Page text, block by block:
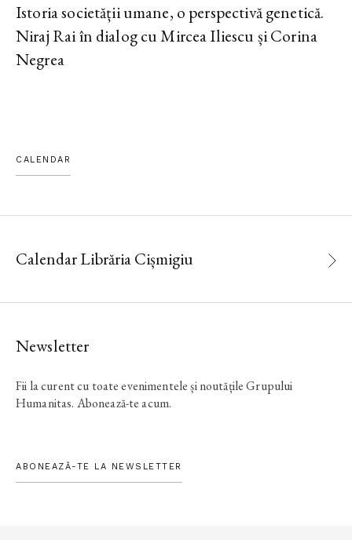
Istoria societății umane, o perspectivă genetică.
Niraj Rai în dialog cu Mircea Iliescu și Corina
Negrea
CALENDAR
Calendar Librăria Cișmigiu
Newsletter
Fii la curent cu toate evenimentele și noutățile Grupului
Humanitas. Abonează-te acum.
ABONEAZĂ-TE LA NEWSLETTER